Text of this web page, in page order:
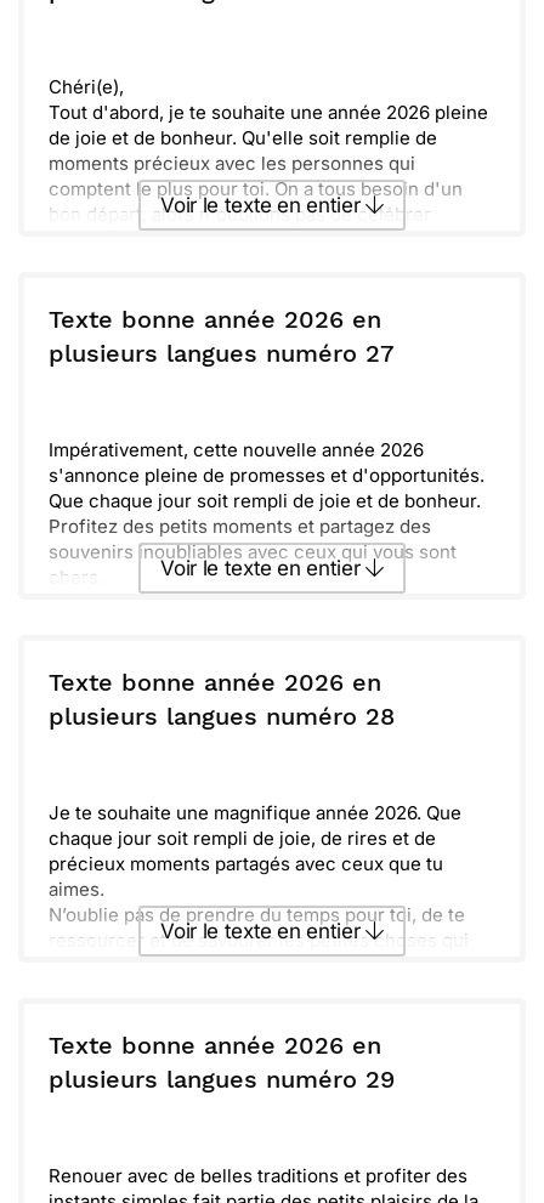
découvertes et de rires. Ensemble, faisons de 2026
une année inoubliable!
Chéri(e),
Tout d'abord, je te souhaite une année 2026 pleine
de joie et de bonheur. Qu'elle soit remplie de
moments précieux avec les personnes qui
comptent le plus pour toi. On a tous besoin d'un
bon départ, alors n'oublions pas de célébrer
un souvenir inoubliable. Chassons les doutes et
ouvrons nos cœurs aux nouvelles possibilités. À
très vite, pour partager des rires et des souvenirs
Voir le texte en entier
ou : Copier Recevoir par mail
Texte bonne année 2026 en
plusieurs langues numéro 27
Impérativement, cette nouvelle année 2026
s'annonce pleine de promesses et d'opportunités.
Que chaque jour soit rempli de joie et de bonheur.
Profitez des petits moments et partagez des
souvenirs inoubliables avec ceux qui vous sont
chers.
nouvelles aventures. Prenez soin de vous et
n'oubliez jamais de rêver grand.
Voir le texte en entier
ou : Copier Recevoir par mail
Texte bonne année 2026 en
plusieurs langues numéro 28
Je te souhaite une magnifique année 2026. Que
chaque jour soit rempli de joie, de rires et de
précieux moments partagés avec ceux que tu
aimes.
N’oublie pas de prendre du temps pour toi, de te
ressourcer et de savourer les petites choses qui
soutenir dans tes projets. Ensemble, faisons de
cette année une aventure inoubliable où nos rêves
deviennent réalité.
Voir le texte en entier
ou : Copier Recevoir par mail
Texte bonne année 2026 en
plusieurs langues numéro 29
Renouer avec de belles traditions et profiter des